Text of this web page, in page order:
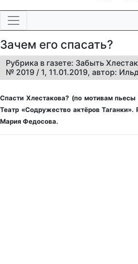
Зачем его спасать?
Рубрика в газете: Забыть
№ 2019 / 1, 11.01.2019, автор:
Спасти Хлестакова? (по мотивам пьесы
Театр «Содружество актёров
Мария Федосова.